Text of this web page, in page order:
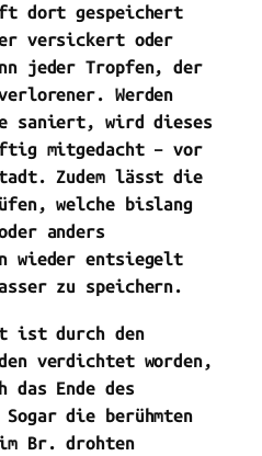
dort gespeichert
versickert oder
jeder Tropfen, der
Werden
saniert, wird dieses
mitgedacht – vor
Zudem lässt die
welche bislang
anders
wieder entsiegelt
zu speichern.
ist durch den
verdichtet worden,
das Ende des
die berühmten
Br. drohten